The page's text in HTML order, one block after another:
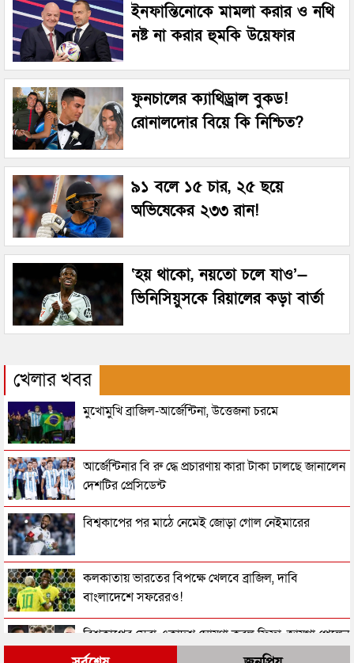
ইনফান্তিনোকে মামলা করার ও নথি
নষ্ট না করার হুমকি উয়েফার
ফুনচালের ক্যাথিড্রাল বুকড!
রোনালদোর বিয়ে কি নিশ্চিত?
৯১ বলে ১৫ চার, ২৫ ছয়ে
অভিষেকের ২৩৩ রান!
‘হয় থাকো, নয়তো চলে যাও’—
ভিনিসিয়ুসকে রিয়ালের কড়া বার্তা
খেলার খবর
মুখোমুখি ব্রাজিল-আর্জেন্টিনা, উত্তেজনা চরমে
আর্জেন্টিনার বি রু দ্ধে প্রচারণায় কারা টাকা ঢালছে জানালেন
দেশটির প্রেসিডেন্ট
বিশ্বকাপের পর মাঠে নেমেই জোড়া গোল নেইমারের
কলকাতায় ভারতের বিপক্ষে খেলবে ব্রাজিল, দাবি
বাংলাদেশে সফরেরও!
বিশ্বকাপের সেরা একাদশ ঘোষণা করল ফিফা, জায়গা পেলেন
যারা